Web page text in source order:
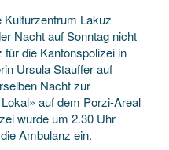
Kulturzentrum Lakuz
Nacht auf Sonntag nicht
die Kantonspolizei in
Ursula Stauffer auf
Nacht zur
auf dem Porzi-Areal
wurde um 2.30 Uhr
Ambulanz ein.